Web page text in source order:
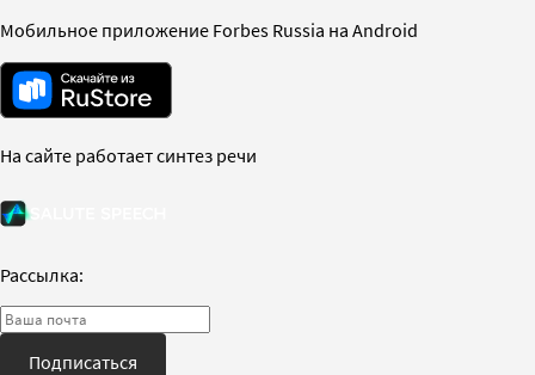
Мобильное приложение Forbes Russia на Android
На сайте работает синтез речи
Рассылка:
Подписаться